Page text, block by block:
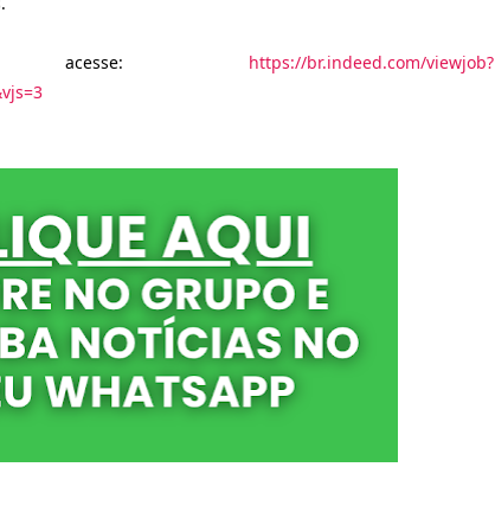
acesse: https://br.indeed.com/viewjob?